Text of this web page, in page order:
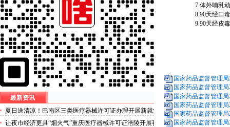
最新资讯
夏日送清凉！巴南区三类医疗器械许可证办理开展新就业
群体慰问活动
让夜市经济更具“烟火气”重庆医疗器械许可证涪陵开展夜
7.体外哺乳动
8.90天经口毒
9.90天经皮毒
国家药品监督管理
国家药品监督管理
国家药品监督管理局
国家药品监督管理局
国家药品监督管理
国家药品监督管理